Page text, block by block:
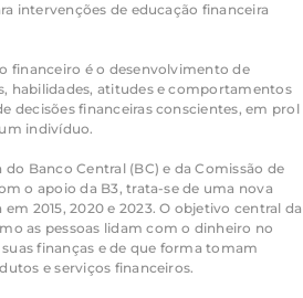
intervenções de educação financeira
financeiro é o desenvolvimento de
habilidades, atitudes e comportamentos
decisões financeiras conscientes, em prol
indivíduo.
Banco Central (BC) e da Comissão de
o apoio da B3, trata-se de uma nova
2015, 2020 e 2023. O objetivo central da
as pessoas lidam com o dinheiro no
finanças e de que forma tomam
e serviços financeiros.